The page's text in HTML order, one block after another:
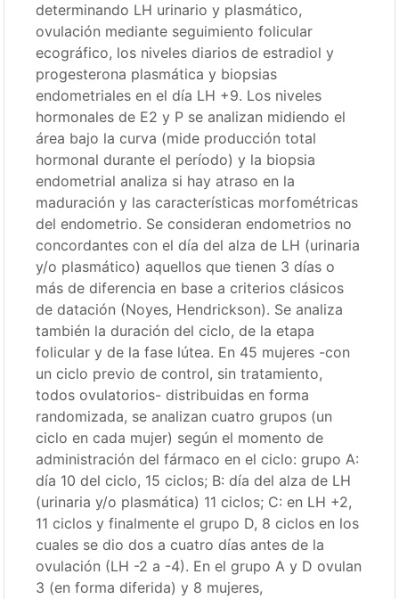
determinando LH urinario y plasmático,
ovulación mediante seguimiento folicular
ecográfico, los niveles diarios de estradiol y
progesterona plasmática y biopsias
endometriales en el día LH +9. Los niveles
hormonales de E2 y P se analizan midiendo el
área bajo la curva (mide producción total
hormonal durante el período) y la biopsia
endometrial analiza si hay atraso en la
maduración y las características morfométricas
del endometrio. Se consideran endometrios no
concordantes con el día del alza de LH (urinaria
y/o plasmático) aquellos que tienen 3 días o
más de diferencia en base a criterios clásicos
de datación (Noyes, Hendrickson). Se analiza
también la duración del ciclo, de la etapa
folicular y de la fase lútea. En 45 mujeres -con
un ciclo previo de control, sin tratamiento,
todos ovulatorios- distribuidas en forma
randomizada, se analizan cuatro grupos (un
ciclo en cada mujer) según el momento de
administración del fármaco en el ciclo: grupo A:
día 10 del ciclo, 15 ciclos; B: día del alza de LH
(urinaria y/o plasmática) 11 ciclos; C: en LH +2,
11 ciclos y finalmente el grupo D, 8 ciclos en los
cuales se dio dos a cuatro días antes de la
ovulación (LH -2 a -4). En el grupo A y D ovulan
3 (en forma diferida) y 8 mujeres,